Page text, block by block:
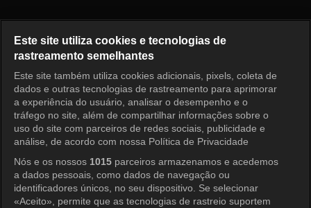
Entrar
Este site utiliza cookies e tecnologias de
rastreamento semelhantes
Este site também utiliza cookies adicionais, pixels, coleta de
dados e outras tecnologias de rastreamento para aprimorar
a experiência do usuário, analisar o desempenho e o
tráfego no site, além de compartilhar informações sobre o
uso do site com parceiros de redes sociais, publicidade e
análise, de acordo com nossa Política de Privacidade
Nós e os nossos 1015 parceiros armazenamos e acedemos
a dados pessoais, como dados de navegação ou
identificadores únicos, no seu dispositivo. Se selecionar
«Aceito», permite que as tecnologias de rastreio suportem